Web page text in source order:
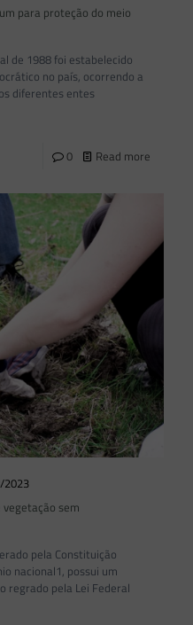
para proteção do meio
de 1988 foi estabelecido
no país, ocorrendo a
diferentes entes
0 Read more
2023
sem
pela Constituição
nacional1, possui um
regrado pela Lei Federal